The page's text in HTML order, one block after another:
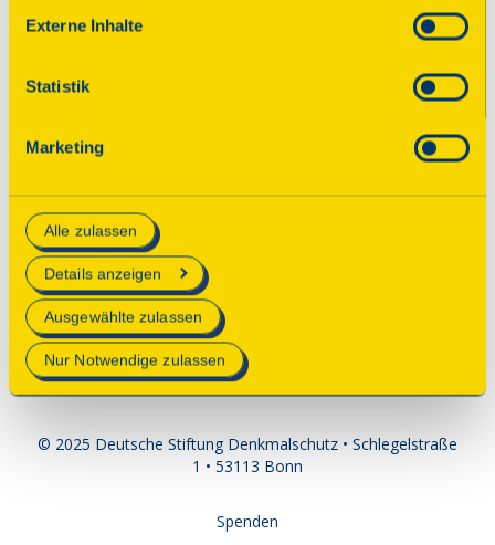
einzelner Cookies (Kategorien) in
den Einstellungen erteilen Sie uns Ihre Einwilligung zur
Verarbeitung Ihrer Daten zu den jeweiligen Zwecken. Die
Einwilligung ist freiwillig, für die Nutzung des
aktualisiert oder widerrufen werden. Wenn Sie das
technisch notwendig und für den Betrieb der Webseite
erforderlich sind.
Mehr Informationen finden Sie in unserer
Datenschutzerklärung.
Externe Inhalte
Statistik
Marketing
Alle zulassen
Details anzeigen
Ausgewählte zulassen
Nur Notwendige zulassen
Wir zeigen am Tag des offenen Denkmals
das Bandwebermuseum mit laufenden
Eine Anmeldung ist nicht erforderlich.
Kontakt
Christiane Spletter
Bandwebermuseum Wuppertal
info@bandwebermuseum-wuppertal.de
© 2025 Deutsche Stiftung Denkmalschutz • Schlegelstraße
1 • 53113 Bonn
Spenden